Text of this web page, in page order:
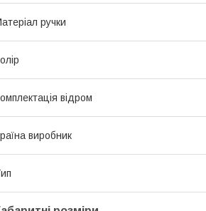
ручки
відром
виробник